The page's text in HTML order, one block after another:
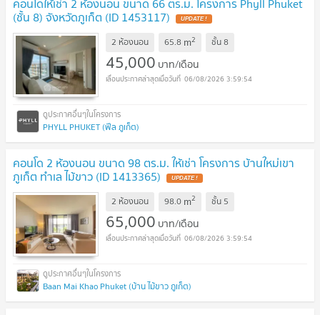
คอนโดให้เช่า 2 ห้องนอน ขนาด 66 ตร.ม. โครงการ Phyll Phuket
(ชั้น 8) จังหวัดภูเก็ต (ID 1453117) UPDATE !
2 ห้องนอน 65.8 m2 ชั้น8
45,000 บาท/เดือน
06/08/2026 3:59:54
PHYLL PHUKET (ฟีล ภูเก็ต)
คอนโด 2 ห้องนอน ขนาด 98 ตร.ม. ให้เช่า โครงการ บ้านใหม่เขา
ภูเก็ต ทำเล ไม้ขาว (ID 1413365) UPDATE !
2 ห้องนอน 98.0 m2 ชั้น 5
65,000 บาท/เดือน
06/08/2026 3:59:54
Baan Mai Khao Phuket (บ้าน ไม้ขาว ภูเก็ต)